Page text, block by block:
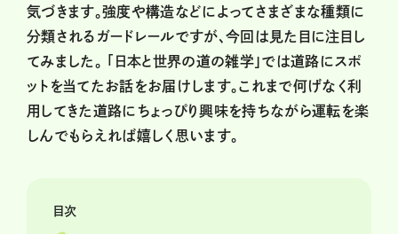
気づきます。強度や構造などによってさまざまな種類に
分類されるガードレールですが、今回は見た目に注目し
てみました。 「日本と世界の道の雑学」では道路にスポ
ットを当てたお話をお届けします。これまで何げなく利
用してきた道路にちょっぴり興味を持ちながら運転を楽
しんでもらえれば嬉しく思います。
目次